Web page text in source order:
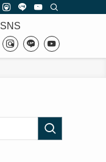
SNS